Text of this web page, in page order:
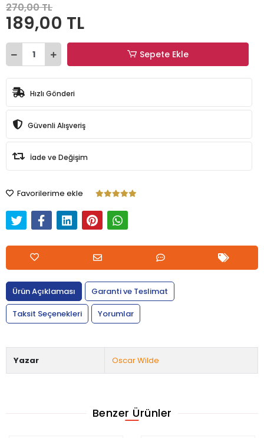
270,00 TL
189,00 TL
Sepete Ekle
Hızlı Gönderi
Güvenli Alışveriş
İade ve Değişim
Favorilerime ekle
Ürün Açıklaması
Garanti ve Teslimat
Taksit Seçenekleri
Yorumlar
Yazar Oscar Wilde
Benzer Ürünler